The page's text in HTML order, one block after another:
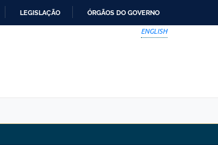
LEGISLAÇÃO ÓRGÃOS DO GOVERNO
ENGLISH